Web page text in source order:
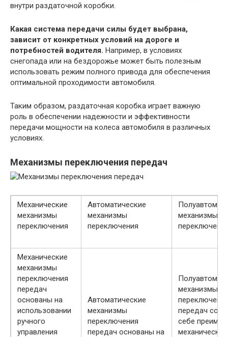
внутри раздаточной коробки.
Какая система передачи силы будет выбрана,
зависит от конкретных условий на дороге и
потребностей водителя. Например, в условиях
снегопада или на бездорожье может быть полезным
использовать режим полного привода для обеспечения
оптимальной проходимости автомобиля.
Таким образом, раздаточная коробка играет важную
роль в обеспечении надежности и эффективности
передачи мощности на колеса автомобиля в различных
условиях.
Механизмы переключения передач
Механические
механизмы
переключения
Автоматические
механизмы
переключения
механизмы
Механические
механизмы
переключения
передач
основаны на
использовании
ручного
управления
Автоматические
механизмы
переключения
передач основаны на
механизмы
передач
себе